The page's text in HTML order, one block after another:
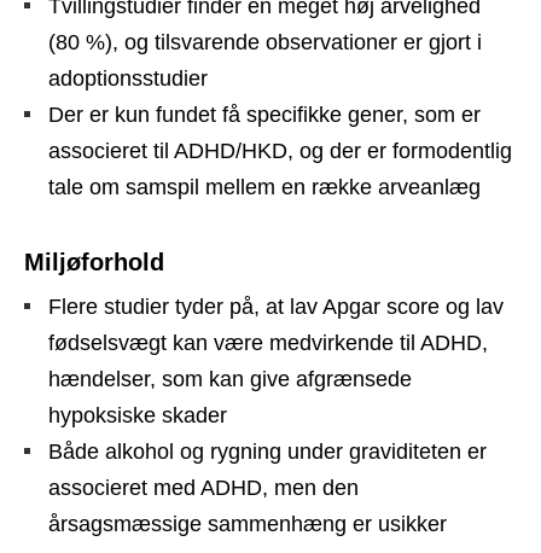
Tvillingstudier finder en meget høj arvelighed
(80 %), og tilsvarende observationer er gjort i
adoptionsstudier
Der er kun fundet få specifikke gener, som er
associeret til ADHD/HKD, og der er formodentlig
tale om samspil mellem en række arveanlæg
Miljøforhold
Flere studier tyder på, at lav Apgar score og lav
fødselsvægt kan være medvirkende til ADHD,
hændelser, som kan give afgrænsede
hypoksiske skader
Både alkohol og rygning under graviditeten er
associeret med ADHD, men den
årsagsmæssige sammenhæng er usikker